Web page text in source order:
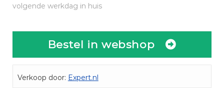
volgende werkdag in huis
Bestel in webshop
Verkoop door: Expert.nl